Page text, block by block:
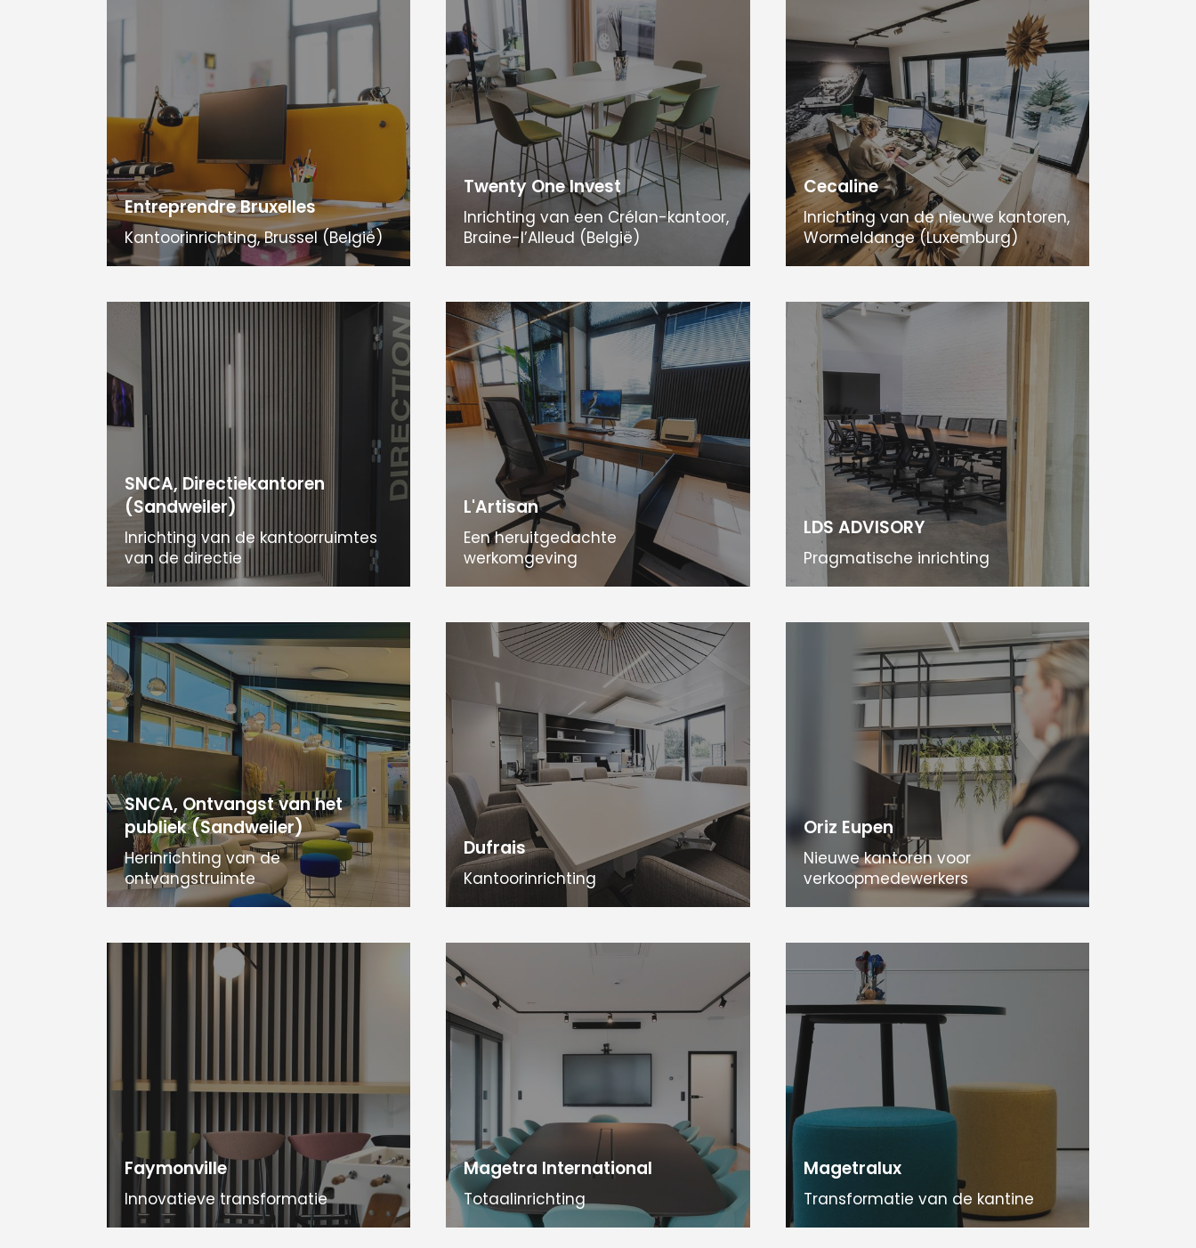
Entreprendre Bruxelles
Kantoorinrichting, Brussel (België)
Twenty One Invest
Inrichting van een Crélan-kantoor,
Braine-l’Alleud (België)
Cecaline
Inrichting van de nieuwe kantoren,
Wormeldange (Luxemburg)
SNCA, Directiekantoren
(Sandweiler)
Inrichting van de kantoorruimtes
van de directie
L'Artisan
Een heruitgedachte
werkomgeving
LDS ADVISORY
Pragmatische inrichting
SNCA, Ontvangst van het
publiek (Sandweiler)
Herinrichting van de
ontvangstruimte
Dufrais
Kantoorinrichting
Oriz Eupen
Nieuwe kantoren voor
verkoopmedewerkers
Faymonville
Innovatieve transformatie
Magetra International
Totaalinrichting
Magetralux
Transformatie van de kantine